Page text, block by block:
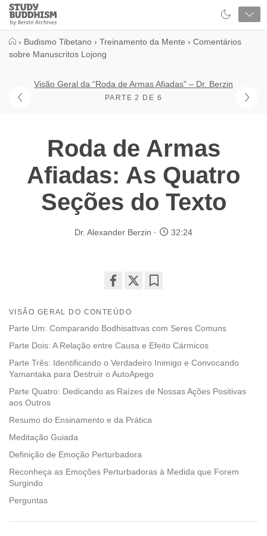
Close
Study
Buddhism
› Budismo Tibetano › Treinamento da Mente › Comentários
sobre Manuscritos Lojong
Visão Geral da “Roda de Armas Afiadas” – Dr. Berzin
PARTE 2 DE 6
Roda de Armas
Afiadas: As Quatro
Seções do Texto
Dr. Alexander Berzin 32:24
on
facebook
VISÃO GERAL DO CONTEÚDO
Parte Um: Comparando Bodhisattvas com Seres Comuns
Parte Dois: A Relação entre Causa e Efeito Cármicos
Parte Três: Identificando o Verdadeiro Inimigo e Convocando
Yamantaka para Destruir o AutoApego
Parte Quatro: Dedicando as Raízes de Nossas Ações Positivas
aos Outros
Resumo do Ensinamento e da Prática
Meditação Guiada
Definição de Emoção Perturbadora
Reconheça as Emoções Perturbadoras à Medida que Forem
Surgindo
Perguntas